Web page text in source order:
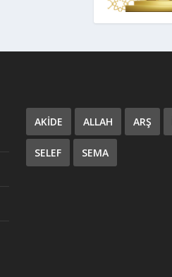
AKIDE ALLAH ARŞ
SELEF SEMA